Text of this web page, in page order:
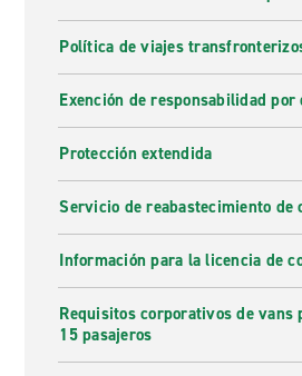
Política de viajes
Exención de responsabilidad por
Protección extendida
Servicio de reabastecimiento de
Información para la licencia de
Requisitos corporativos de vans
15 pasajeros